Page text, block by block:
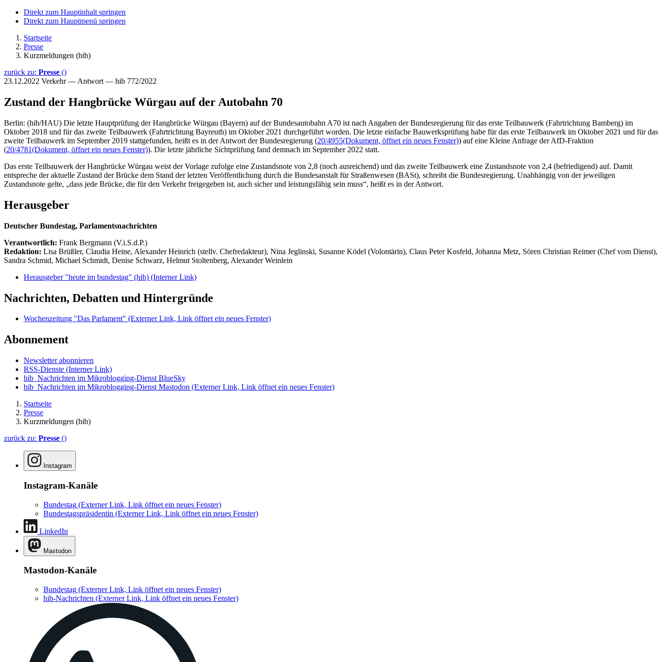
Direkt zum Hauptinhalt springen
Direkt zum Hauptmenü springen
Startseite
Presse
Kurzmeldungen (hib)
zurück zu: Presse ()
23.12.2022 Verkehr — Antwort — hib 772/2022
Zustand der Hangbrücke Würgau auf der Autobahn 70
Berlin: (hib/HAU) Die letzte Hauptprüfung der Hangbrücke Würgau (Bayern) auf der Bundesautobahn A70 ist nach Angaben der Bundesregierung für das erste Teilbauwerk (Fahrtrichtung Bamberg) im
Oktober 2018 und für das zweite Teilbauwerk (Fahrtrichtung Bayreuth) im Oktober 2021 durchgeführt worden. Die letzte einfache Bauwerksprüfung habe für das erste Teilbauwerk im Oktober 2021 und für das
zweite Teilbauwerk im September 2019 stattgefunden, heißt es in der Antwort der Bundesregierung (20/4955(Dokument, öffnet ein neues Fenster)) auf eine Kleine Anfrage der AfD-Fraktion
(20/4781(Dokument, öffnet ein neues Fenster)). Die letzte jährliche Sichtprüfung fand demnach im September 2022 statt.
Das erste Teilbauwerk der Hangbrücke Würgau weist der Vorlage zufolge eine Zustandsnote von 2,8 (noch ausreichend) und das zweite Teilbauwerk eine Zustandsnote von 2,4 (befriedigend) auf. Damit
entspreche der aktuelle Zustand der Brücke dem Stand der letzten Veröffentlichung durch die Bundesanstalt für Straßenwesen (BASt), schreibt die Bundesregierung. Unabhängig von der jeweiligen
Zustandsnote gelte, „dass jede Brücke, die für den Verkehr freigegeben ist, auch sicher und leistungsfähig sein muss“, heißt es in der Antwort.
Herausgeber
Deutscher Bundestag, Parlamentsnachrichten
Verantwortlich: Frank Bergmann (V.i.S.d.P.)
Redaktion: Lisa Brüßler, Claudia Heine, Alexander Heinrich (stellv. Chefredakteur), Nina Jeglinski, Susanne Ködel (Volontärin), Claus Peter Kosfeld, Johanna Metz, Sören Christian Reimer (Chef vom Dienst),
Sandra Schmid, Michael Schmidt, Denise Schwarz, Helmut Stoltenberg, Alexander Weinlein
Herausgeber "heute im bundestag" (hib) (Interner Link)
Nachrichten, Debatten und Hintergründe
Wochenzeitung "Das Parlament" (Externer Link, Link öffnet ein neues Fenster)
Abonnement
Newsletter abonnieren
RSS-Dienste (Interner Link)
hib_Nachrichten im Mikroblogging-Dienst BlueSky
hib_Nachrichten im Mikroblogging-Dienst Mastodon (Externer Link, Link öffnet ein neues Fenster)
Startseite
Presse
Kurzmeldungen (hib)
zurück zu: Presse ()
Instagram
Instagram-Kanäle
Bundestag (Externer Link, Link öffnet ein neues Fenster)
Bundestagspräsidentin (Externer Link, Link öffnet ein neues Fenster)
LinkedIn
Mastodon
Mastodon-Kanäle
Bundestag (Externer Link, Link öffnet ein neues Fenster)
hib-Nachrichten (Externer Link, Link öffnet ein neues Fenster)